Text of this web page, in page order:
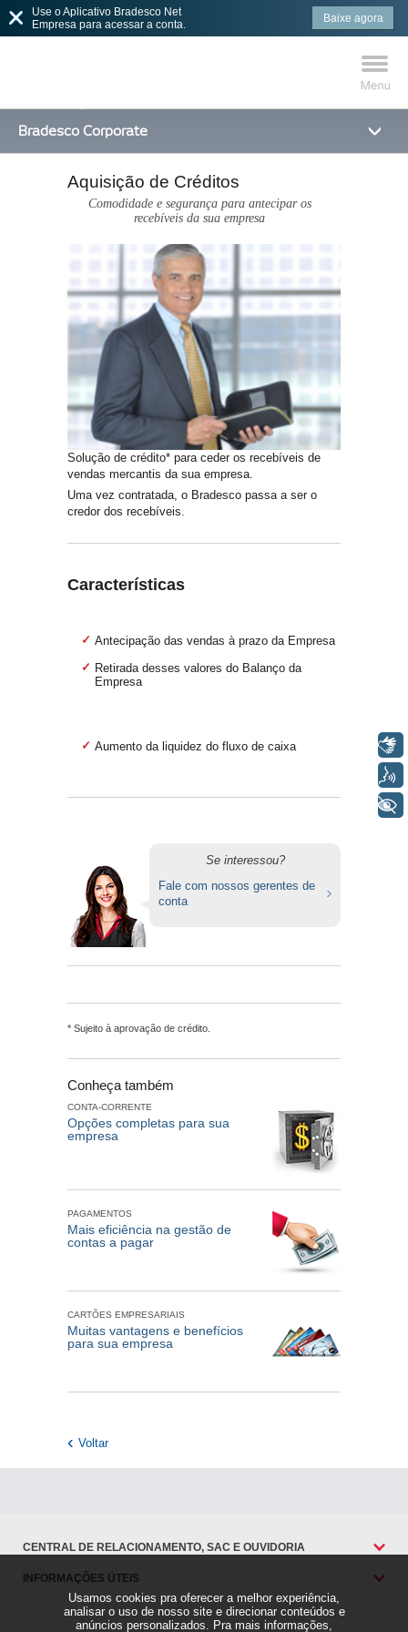
Bradesco Corporate
MAIS BUSCADOS
SUAS BUSCAS
RECENTES
Aquisição de Créditos
Comodidade e segurança para antecipar os
recebíveis da sua empresa
Solução de crédito* para ceder os recebíveis de
vendas mercantis da sua empresa.
Uma vez contratada, o Bradesco passa a ser o
credor dos recebíveis.
Características
Antecipação das vendas à prazo da Empresa
Retirada desses valores do Balanço da
Empresa
Aumento da liquidez do fluxo de caixa
Se interessou?
Fale com nossos gerentes de
conta
* Sujeito à aprovação de crédito.
Conheça também
CONTA-CORRENTE
Opções completas para sua
empresa
PAGAMENTOS
Mais eficiência na gestão de
contas a pagar
CARTÕES EMPRESARIAIS
Muitas vantagens e benefícios
para sua empresa
Voltar
Usamos cookies pra oferecer a melhor experiência,
analisar o uso de nosso site e direcionar conteúdos e
anúncios personalizados. Pra mais informações,
CENTRAL DE RELACIONAMENTO, SAC E OUVIDORIA
INFORMAÇÕES ÚTEIS
Use o Aplicativo Bradesco Net
Empresa para acessar a conta.
Baixe agora